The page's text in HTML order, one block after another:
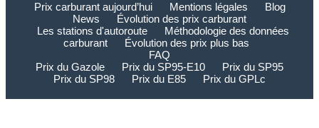
Prix carburant aujourd’hui
Mentions légales
Blog
News
Évolution des prix carburant
Les stations d'autoroute
Méthodologie des données
carburant
Évolution des prix plus bas
FAQ
Prix du Gazole
Prix du SP95-E10
Prix du SP95
Prix du SP98
Prix du E85 Prix du GPLc